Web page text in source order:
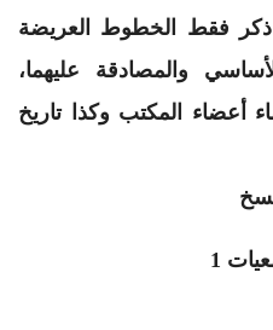
ذكر فقط الخطوط العريضة
والمصادقة عليهما،
أعضاء المكتب وكذا تاريخ
1